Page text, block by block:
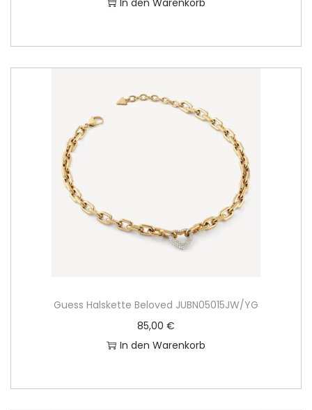
In den Warenkorb
Guess Halskette Beloved JUBN05015JW/YG
85,00 €
In den Warenkorb